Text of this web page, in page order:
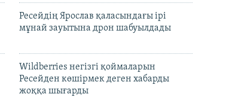
Ресейдің Ярослав қаласындағы ірі
мұнай зауытына дрон шабуылдады
Wildberries негізгі қоймаларын
Ресейден көшірмек деген хабарды
жоққа шығарды